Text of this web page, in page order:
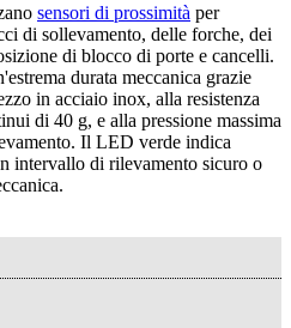
sensori di prossimità per
di sollevamento, delle forche, dei
di blocco di porte e cancelli.
durata meccanica grazie
in acciaio inox, alla resistenza
di 40 g, e alla pressione massima
Il LED verde indica
intervallo di rilevamento sicuro o